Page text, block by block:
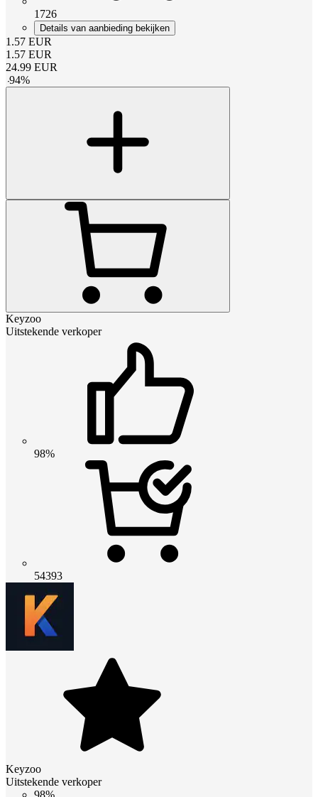
1726
Details van aanbieding bekijken
1.57 EUR
1.57 EUR
24.99 EUR
-94%
Keyzoo
Uitstekende verkoper
98%
54393
Keyzoo
Uitstekende verkoper
98%